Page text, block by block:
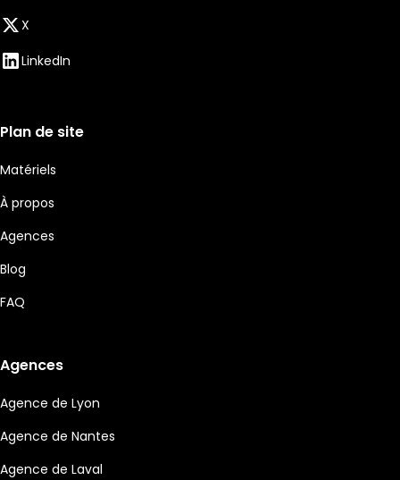
X
LinkedIn
Plan de site
Matériels
À propos
Agences
Blog
FAQ
Agences
Agence de Lyon
Agence de Nantes
Agence de Laval